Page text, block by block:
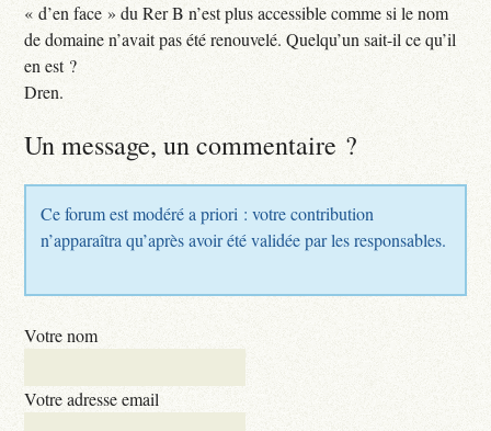
« d’en face » du Rer B n’est plus accessible comme si le nom
de domaine n’avait pas été renouvelé. Quelqu’un sait-il ce qu’il
en est ?
Dren.
Un message, un commentaire ?
Ce forum est modéré a priori : votre contribution
n’apparaîtra qu’après avoir été validée par les responsables.
Votre nom
Votre adresse email